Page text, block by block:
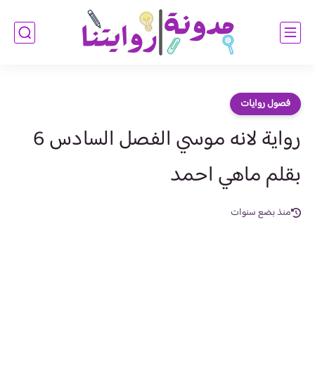
فصول روايات
رواية لانه موسي الفصل السادس 6
بقلم ماهي احمد
منذ بضع سنوات